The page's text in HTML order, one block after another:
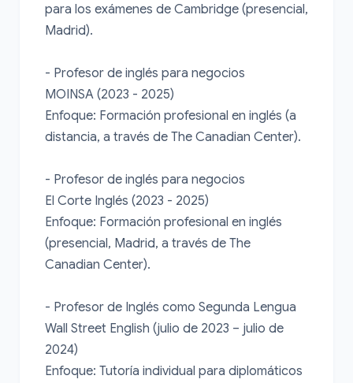
para los exámenes de Cambridge (presencial,
Madrid).
- Profesor de inglés para negocios
MOINSA (2023 - 2025)
Enfoque: Formación profesional en inglés (a
distancia, a través de The Canadian Center).
- Profesor de inglés para negocios
El Corte Inglés (2023 - 2025)
Enfoque: Formación profesional en inglés
(presencial, Madrid, a través de The
Canadian Center).
- Profesor de Inglés como Segunda Lengua
Wall Street English (julio de 2023 – julio de
2024)
Enfoque: Tutoría individual para diplomáticos